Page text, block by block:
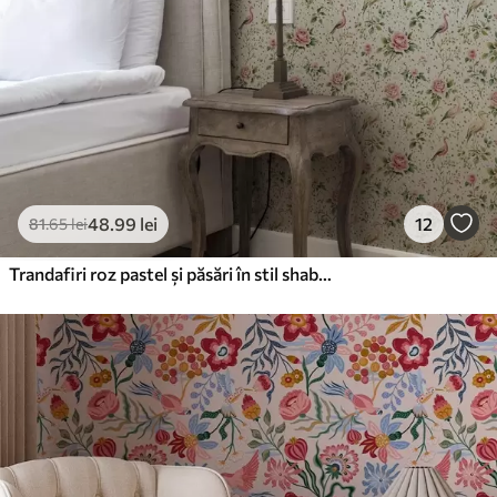
81.65lei48.99 lei 12
Trandafiri roz pastel și păsări în stil shabby chic